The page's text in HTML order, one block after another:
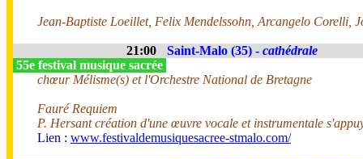
Jean-Baptiste Loeillet, Felix Mendelssohn, Arcangelo Corelli,
21:00 Saint-Malo (35) - cathédrale
55e festival musique sacrée
chœur Mélisme(s) et l'Orchestre National de Bretagne
Fauré Requiem
P. Hersant création d'une œuvre vocale et instrumentale
Lien : www.festivaldemusiquesacree-stmalo.com/